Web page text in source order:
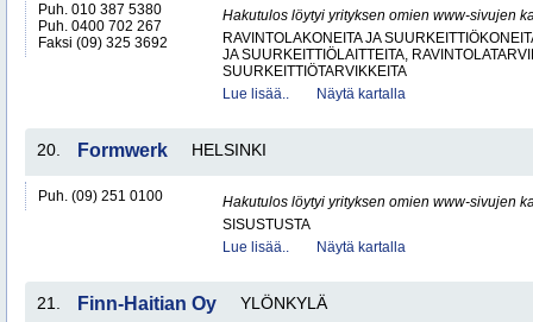
Puh. 010 387 5380
Puh. 0400 702 267
Faksi (09) 325 3692
Hakutulos löytyi yrityksen omien www-sivujen
RAVINTOLAKONEITA JA
JA SUURKEITTIÖLAITTEITA,
SUURKEITTIÖTARVIKKEITA
Lue lisää..
Näytä kartalla
20. Formwerk HELSINKI
Puh. (09) 251 0100
Hakutulos löytyi yrityksen omien www-sivujen
SISUSTUSTA
Lue lisää..
Näytä kartalla
21. Finn-Haitian Oy YLÖNKYLÄ